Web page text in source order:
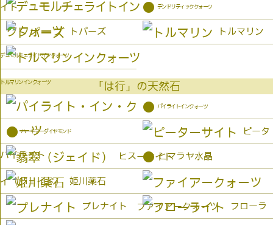
イト
デュモルチェライトインクォーツ
● デンドリティッククォーツ
トパーズ トルマリン
トルマリンインクォーツ 「は行」の天然石
パイライト
● パイライトインクォーツ
● ハーキマーダイヤモンド ピータ
ーサイト
ヒス
イ（ジェイド）
● ヒマラヤ水晶
姫川薬石
ファイアークォーツ
プレナイト フローラ